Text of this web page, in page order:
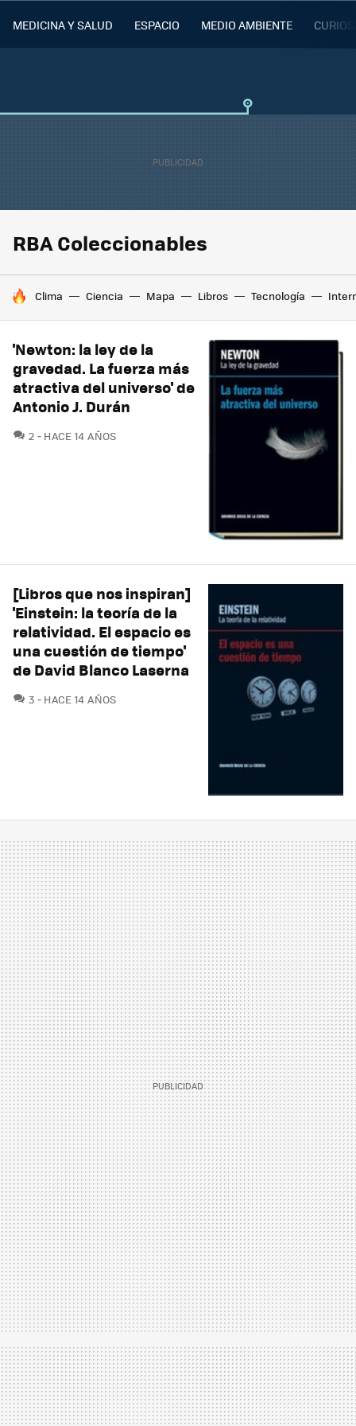
MEDICINA Y SALUD ESPACIO MEDIO AMBIENTE
RBA Coleccionables
HOY SE HABLA DE
Clima Ciencia Mapa Libros Tecnología
'Newton: la ley de la
gravedad. La fuerza más
atractiva del universo' de
Antonio J. Durán
2 COMENTARIOS
HACE 14 AÑOS
[Libros que nos inspiran]
'Einstein: la teoría de la
relatividad. El espacio es
una cuestión de tiempo'
de David Blanco Laserna
3 COMENTARIOS
HACE 14 AÑOS